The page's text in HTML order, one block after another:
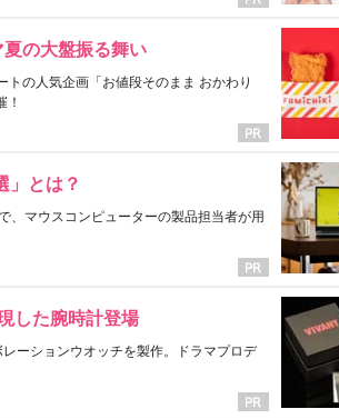
の大盤振る舞い
の人気企画「お値段そのまま おかわり
！
」とは？
、マウスコンピューターの製品担当者が用
した腕時計登場
ーションウオッチを製作。ドラマプロデ